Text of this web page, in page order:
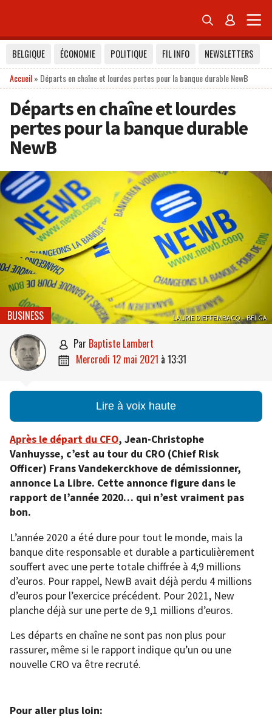
 
BELGIQUE ÉCONOMIE POLITIQUE FIL INFO
NEWSLETTERS
Accueil» Départs en chaîne et lourdes pertes pour la banque durable NewB
Départs en chaîne et lourdes
pertes pour la banque durable
NewB
LAURIE DIEFFEMBACQ – BELGA
BUSINESS
 par Baptiste Lambert
 mercredi 12 mai 2021 à 13:31
Lire à voix haute
Après le départ du CFO, Jean-Christophe
Vanhuysse, c’est au tour du CRO (Chief Risk
Officer) Frans Vandekerckhove de démissionner,
annonce La Libre. Cette annonce figure dans le
rapport de l’année 2020… qui n’est vraiment pas
bon.
L’année 2020 a été dure pour tout le monde, mais la
banque dite responsable et durable a particulièrement
souffert avec une perte totale chiffrée à 4;9 millions
d’euros. Pour rappel, NewB avait déjà perdu 4 millions
d’euros pour l’exercice précédent. Pour 2021, New
planche déjà sur une perte de 9,1 millions d’euros.
Les départs en chaîne ne sont pas non plus pour
rassurer, même si le rapport indique qu’un ou une
nouvelle CRO va être recruté.
Pour aller plus loin: